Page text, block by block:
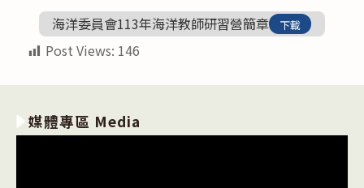
海洋委員會113年海洋教師研習營簡章
下載
Post Views: 146
媒體專區 Media